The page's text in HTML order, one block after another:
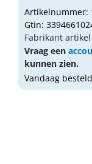
Artikelnummer:
Gtin:
Fabrikant
Vraag een
kunnen zien.
Vandaag